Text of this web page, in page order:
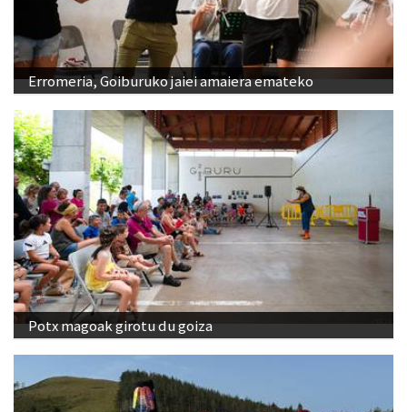
Erromeria, Goiburuko jaiei amaiera emateko
Potx magoak girotu du goiza